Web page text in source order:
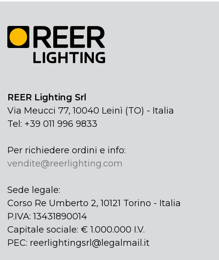
REER Lighting Srl
Via Meucci 77, 10040 Leinì (TO) - Italia
Tel: +39 011 996 9833
Per richiedere ordini e info:
vendite@reerlighting.com
Sede legale:
Corso Re Umberto 2, 10121 Torino - Italia
P.IVA: 13431890014
Capitale sociale: € 1.000.000 I.V.
PEC: reerlightingsrl@legalmail.it